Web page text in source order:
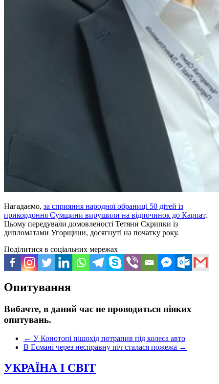
Нагадаємо, за сприяння народної обраниці 50 дітей із
прикордоння Сумщини вирушили на відпочинок до Карпат.
Цьому передували домовленості Тетяни Скрипки із
дипломатами Угорщини, досягнуті на початку року.
Поділитися в соціальних мережах
Опитування
Вибачте, в даний час не проводиться ніяких
опитувань.
← У Конотопі пішохід потрапив під колеса авто
В Есмані через несправну піч сталася пожежа →
УКРАЇНА І СВІТ